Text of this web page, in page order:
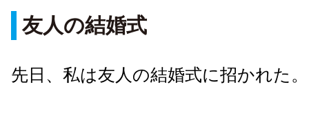
友人の結婚式
先日、私は友人の結婚式に招かれた。